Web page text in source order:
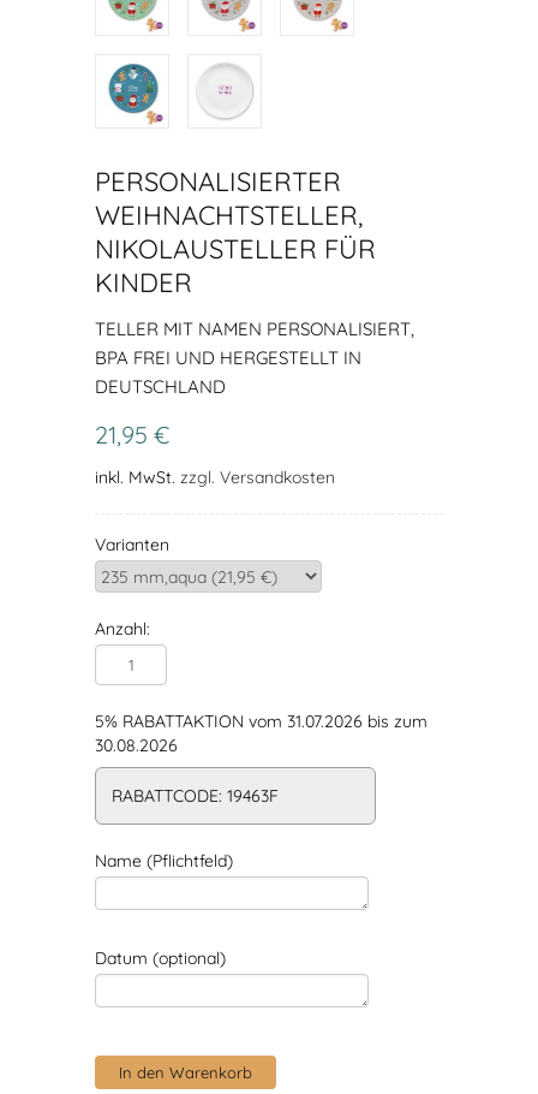
PERSONALISIERTER
WEIHNACHTSTELLER,
NIKOLAUSTELLER FÜR
KINDER
TELLER MIT NAMEN PERSONALISIERT,
BPA FREI UND HERGESTELLT IN
DEUTSCHLAND
21,95 €
inkl. MwSt. zzgl. Versandkosten
Varianten
Anzahl:
5% RABATTAKTION vom 31.07.2026 bis zum
30.08.2026
RABATTCODE: 19463F
Name (Pflichtfeld)
Datum (optional)